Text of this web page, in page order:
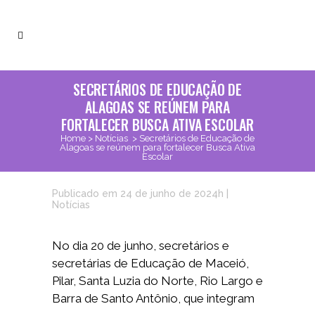
SECRETÁRIOS DE EDUCAÇÃO DE
ALAGOAS SE REÚNEM PARA
FORTALECER BUSCA ATIVA ESCOLAR
Home > Notícias > Secretários de Educação de
Alagoas se reúnem para fortalecer Busca Ativa
Escolar
Publicado em 24 de junho de 2024h
Notícias
No dia 20 de junho, secretários e
secretárias de Educação de Maceió,
Pilar, Santa Luzia do Norte, Rio Largo e
Barra de Santo Antônio, que integram